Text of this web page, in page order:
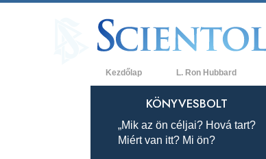
Kezdőlap L. Ron Hubbard
KÖNYVESBOLT
„Mik az ön céljai? Hová tart?
Miért van itt? Mi ön?